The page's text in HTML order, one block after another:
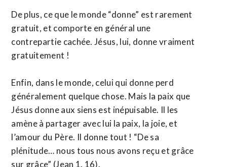
De plus, ce que le monde “donne” est rarement
gratuit, et comporte en général une
contrepartie cachée. Jésus, lui, donne vraiment
gratuitement !
Enfin, dans le monde, celui qui donne perd
généralement quelque chose. Mais la paix que
Jésus donne aux siens est inépuisable. Il les
amène à partager avec lui la paix, la joie, et
l’amour du Père. Il donne tout ! “De sa
plénitude… nous tous nous avons reçu et grâce
sur grâce” (Jean 1. 16).